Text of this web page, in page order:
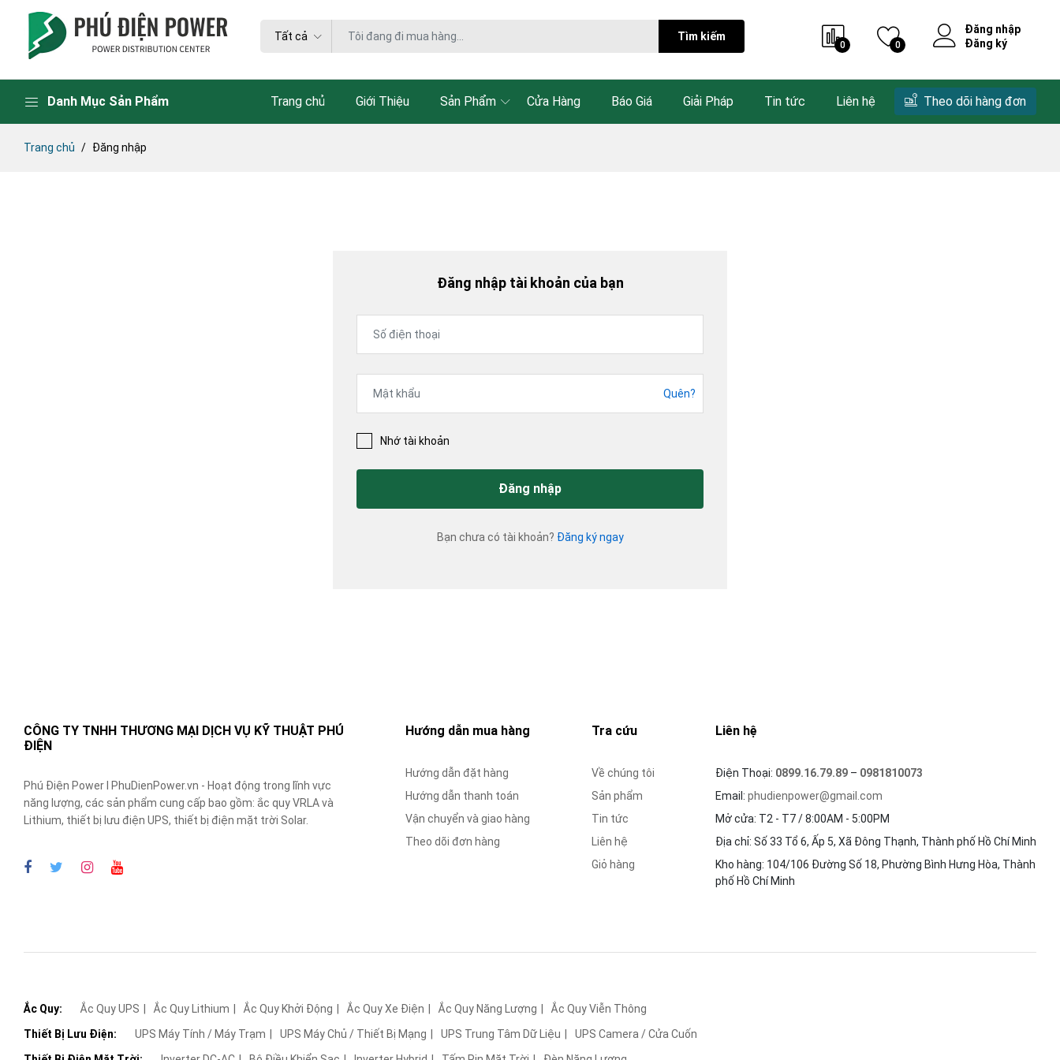
Tất cả Tìm kiếm
0 0
Đăng nhập
Đăng ký
Danh Mục Sản Phẩm Trang chủ Giới Thiệu Sản Phẩm Cửa Hàng Báo Giá Giải Pháp Tin tức Liên hệ Theo dõi hàng đơn
Trang chủ Đăng nhập
Đăng nhập tài khoản của bạn
Quên?
Nhớ tài khoản
Đăng nhập
Bạn chưa có tài khoản? Đăng ký ngay
CÔNG TY TNHH THƯƠNG MẠI DỊCH VỤ KỸ THUẬT PHÚ
ĐIỆN
Phú Điện Power I PhuDienPower.vn - Hoạt động trong lĩnh vực
năng lượng, các sản phẩm cung cấp bao gồm: ắc quy VRLA và
Lithium, thiết bị lưu điện UPS, thiết bị điện mặt trời Solar.
Hướng dẫn mua hàng
Hướng dẫn đặt hàng
Hướng dẫn thanh toán
Vận chuyển và giao hàng
Theo dõi đơn hàng
Tra cứu
Về chúng tôi
Sản phẩm
Tin tức
Liên hệ
Giỏ hàng
Liên hệ
Điện Thoại: 0899.16.79.89– 0981810073
Email: phudienpower@gmail.com
Mở cửa: T2 - T7 / 8:00AM - 5:00PM
Địa chỉ: Số 33 Tổ 6, Ấp 5, Xã Đông Thạnh, Thành phố Hồ Chí Minh
Kho hàng: 104/106 Đường Số 18, Phường Bình Hưng Hòa, Thành
phố Hồ Chí Minh
Ắc Quy: Ắc Quy UPS Ắc Quy Lithium Ắc Quy Khởi Động Ắc Quy Xe Điện Ắc Quy Năng Lượng
Ắc Quy Viễn Thông
Thiết Bị Lưu Điện:
UPS Máy Tính / Máy Trạm UPS Máy Chủ / Thiết Bị Mạng UPS Trung Tâm Dữ Liệu
UPS Camera / Cửa Cuốn